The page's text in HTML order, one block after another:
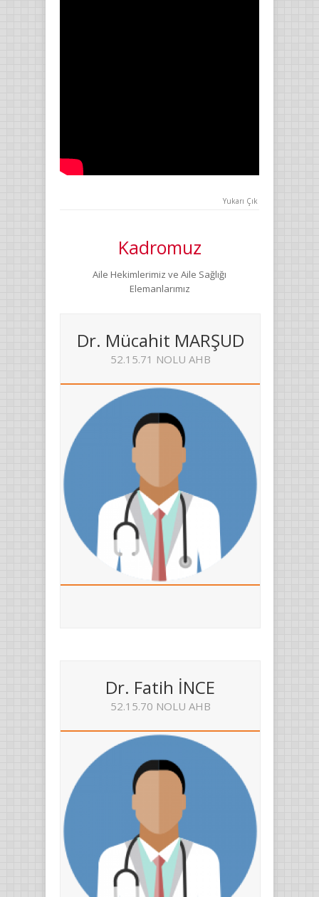
Yukarı Çık
Kadromuz
Aile Hekimlerimiz ve Aile Sağlığı
Elemanlarımız
Dr. Mücahit MARŞUD
52.15.71 NOLU AHB
Dr. Fatih İNCE
52.15.70 NOLU AHB